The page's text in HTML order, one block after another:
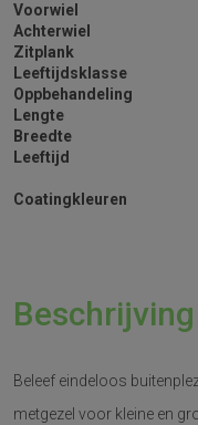
Voorwiel
Achterwiel
Zitplank
Leeftijdsklasse
Oppbehandeling
Lengte
Breedte
Leeftijd
Coatingkleuren
Beschrijving
Beleef eindeloos
metgezel voor kleine en